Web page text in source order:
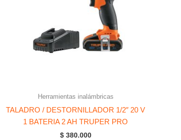
Herramientas inalámbricas
TALADRO / DESTORNILLADOR 1/2″ 20 V
1 BATERIA 2 AH TRUPER PRO
$380.000